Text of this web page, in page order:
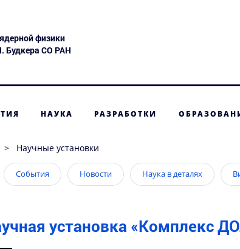
физики
Будкера СО РАН
НАУКА РАЗРАБОТКИ
> Научные установки
События Новости Наука в деталях
установка «Комплекс